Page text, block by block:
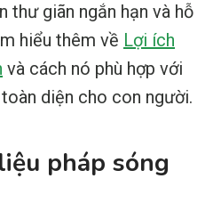
thư giãn ngắn hạn và hỗ
hiểu thêm về Lợi ích
và cách nó phù hợp với
diện cho con người.
pháp sóng